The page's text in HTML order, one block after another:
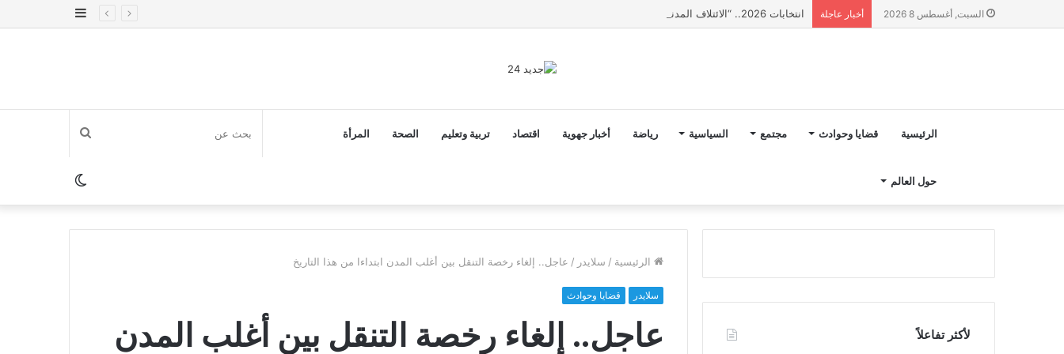
السبت, أغسطس 8 2026 أخبار عاجلة انتخابات 2026.. “الائتلاف المدني من أجل الجبل” يرفع عشرة مطالب أمام الأحزاب لإنصاف المناطق الجبلية
إضافة
الرئيسية قضايا وحوادث مجتمع السياسية رياضة أخبار جهوية اقتصاد تربية وتعليم الصحة المرأة
حول العالم
بحث
عنالوضع
المظلم
الرئيسية / سلايدر / عاجل.. إلغاء رخصة التنقل بين أغلب المدن ابتداءا من هذا التاريخ
سلايدر قضايا وحوادث
عاجل.. إلغاء رخصة التنقل بين أغلب المدن
لأكثر تفاعلاً